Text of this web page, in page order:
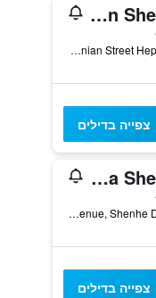
Hilton Shenyang
NO. 374 Qingnian Street Heping District, שניאנג, סין
צפייה בדילים
Shangri-La Shenyang
115, Qingnian Avenue, Shenhe District, שניאנג, סין
צפייה בדילים